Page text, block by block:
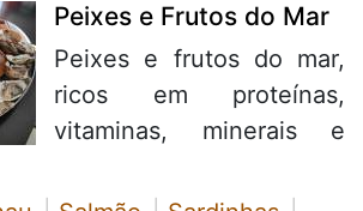
Peixes e Frutos do Mar
Peixes e frutos do mar,
ricos em proteínas,
vitaminas, minerais e